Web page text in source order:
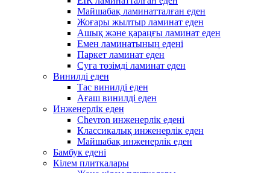
Майшабақ ламинатталған еден
Жоғары жылтыр ламинат еден
Ашық және қараңғы ламинат еден
Емен ламинатының едені
Паркет ламинат еден
Суға төзімді ламинат еден
Винилді еден
Тас винилді еден
Ағаш винилді еден
Инженерлік еден
Chevron инженерлік едені
Классикалық инженерлік еден
Майшабақ инженерлік еден
Бамбук едені
Кілем плиткалары